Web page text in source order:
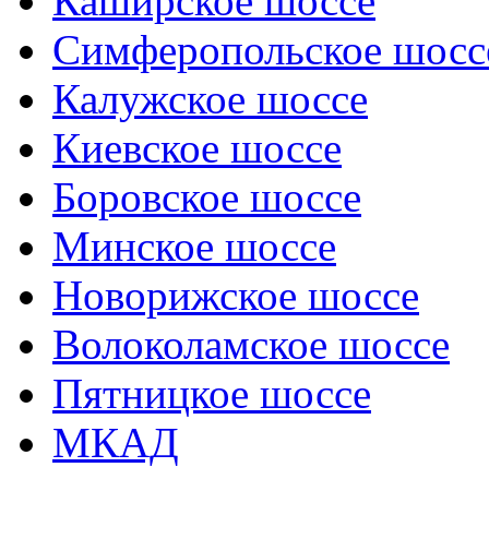
Симферопольское
Калужское шоссе
Киевское шоссе
Боровское шоссе
Минское шоссе
Новорижское шоссе
Волоколамское шоссе
Пятницкое шоссе
МКАД